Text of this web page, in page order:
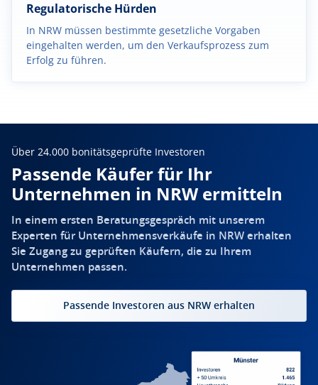
Regulatorische Hürden
In NRW müssen bestimmte gesetzliche Vorgaben
eingehalten werden, um den Verkaufsprozess zum
Erfolg zu führen.
Über 24.000 bonitätsgeprüfte Investoren
Passende Käufer für Ihr
Unternehmen in NRW ermitteln
In einem ersten Beratungsgespräch mit unserem
Experten für Unternehmensverkäufe in NRW erhalten
Sie Zugang zu geprüften Käufern, die zu Ihrem
Unternehmen passen.
Passende Investoren aus NRW erhalten